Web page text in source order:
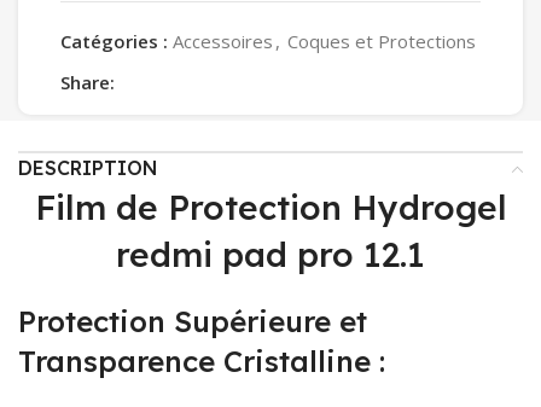
Catégories : Accessoires , Coques et Protections
Share:
DESCRIPTION
Film de Protection Hydrogel
redmi pad pro 12.1
Protection Supérieure et
Transparence Cristalline :